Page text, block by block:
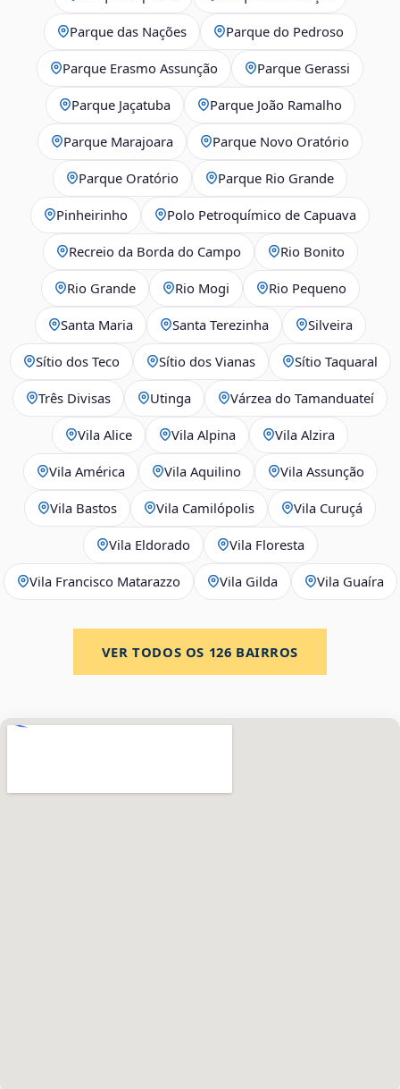
Parque das Nações Parque do Pedroso
Parque Erasmo Assunção Parque Gerassi
Parque Jaçatuba Parque João Ramalho
Parque Marajoara Parque Novo Oratório
Parque Oratório Parque Rio Grande
Pinheirinho Polo Petroquímico de Capuava
Recreio da Borda do Campo Rio Bonito
Rio Grande Rio Mogi Rio Pequeno
Santa Maria Santa Terezinha Silveira
Sítio dos Teco Sítio dos Vianas Sítio Taquaral
Três Divisas Utinga Várzea do Tamanduateí
Vila Alice Vila Alpina Vila Alzira
Vila América Vila Aquilino Vila Assunção
Vila Bastos Vila Camilópolis Vila Curuçá
Vila Eldorado Vila Floresta
Vila Francisco Matarazzo Vila Gilda Vila Guaíra
VER TODOS OS 126 BAIRROS